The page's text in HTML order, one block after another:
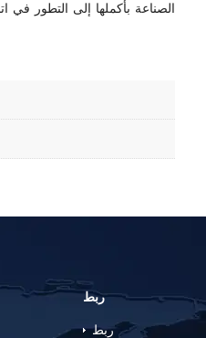
الصناعة بأكملها إلى التطور في
ربط
ربط